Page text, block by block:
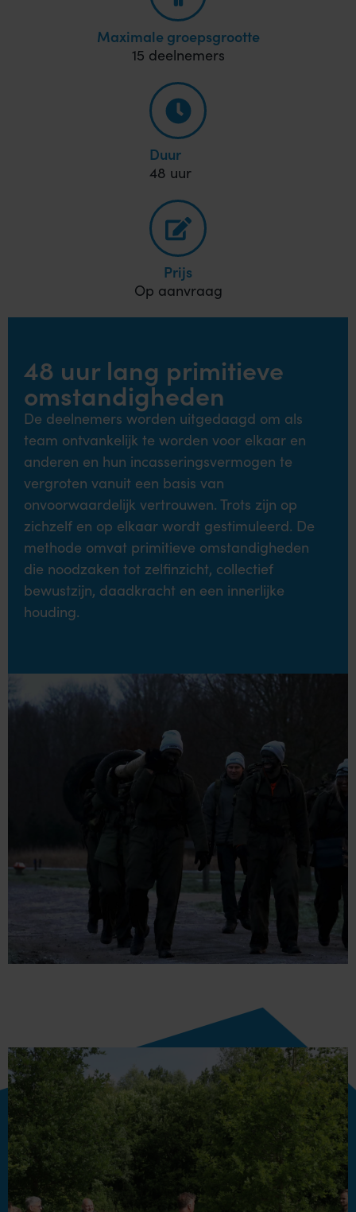
Maximale groepsgrootte
15 deelnemers
Duur
48 uur
Prijs
Op aanvraag
48 uur lang primitieve
omstandigheden
De deelnemers worden uitgedaagd om als
team ontvankelijk te worden voor elkaar en
anderen en hun incasseringsvermogen te
vergroten vanuit een basis van
onvoorwaardelijk vertrouwen. Trots zijn op
zichzelf en op elkaar wordt gestimuleerd. De
methode omvat primitieve omstandigheden
die noodzaken tot zelfinzicht, collectief
bewustzijn, daadkracht en een innerlijke
houding.